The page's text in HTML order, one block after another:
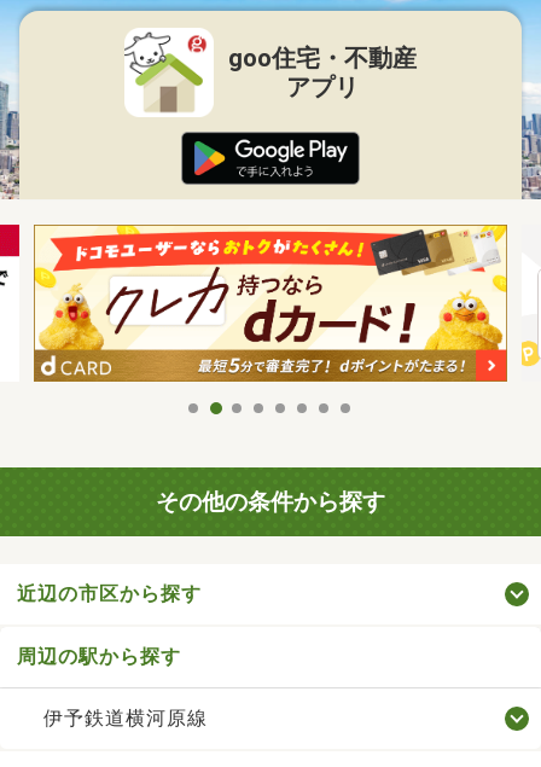
goo住宅・不動産
アプリ
その他の条件から探す
近辺の市区から探す
周辺の駅から探す
伊予鉄道横河原線